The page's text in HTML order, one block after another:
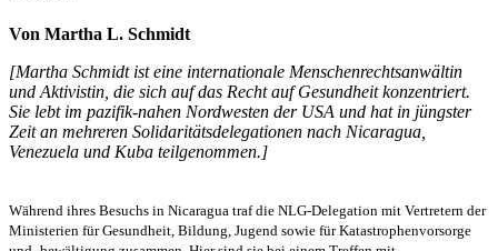
Von Martha L. Schmidt
[Martha Schmidt ist eine internationale Menschenrechtsanwältin
und Aktivistin, die sich auf das Recht auf Gesundheit konzentriert.
Sie lebt im pazifik-nahen Nordwesten der USA und hat in jüngster
Zeit an mehreren Solidaritätsdelegationen nach Nicaragua,
Venezuela und Kuba teilgenommen.]
Während ihres Besuchs in Nicaragua traf die NLG-Delegation mit Vertretern der
Ministerien für Gesundheit, Bildung, Jugend sowie für Katastrophenvorsorge